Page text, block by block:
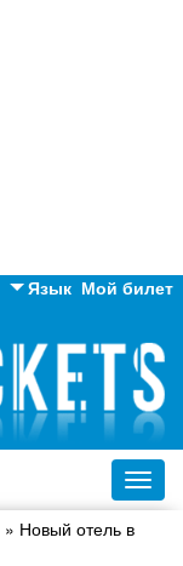
Мой билет
Язык
Английский
Русский
Украинский
» Новый отель в